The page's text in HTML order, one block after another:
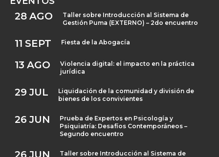
28 AGO
Taller sobre Introducción al Sistema de
Gestión Puma (EXTERNO) – 2do encuentro
11 SEPT Fiesta de la Abogacía
13 AGO
Violencia digital: el impacto en la práctica
jurídica
29 JUL
Liquidación de la comunidad y división de
bienes de los convivientes
26 JUN
Prueba de Expertos en Psicología y
Psiquiatría: Desafíos Contemporáneos –
Segundo encuentro
26 JUN Taller sobre Introducción al Sistema de